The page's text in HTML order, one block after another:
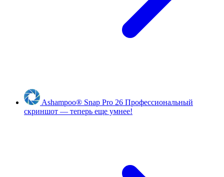
Ashampoo® Snap Pro 26 Профессиональный
скриншот — теперь еще умнее!